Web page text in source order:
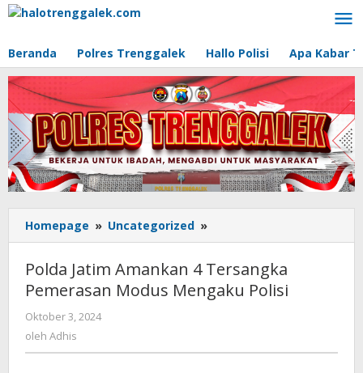
Lewati
Beranda Polres Trenggalek Hallo Polisi Apa Kabar
Homepage » Uncategorized »
Jatim
4
Tersangka
Polda Jatim Amankan 4 Tersangka
Pemerasan Modus Mengaku Polisi
Oktober 3, 2024
oleh Adhis